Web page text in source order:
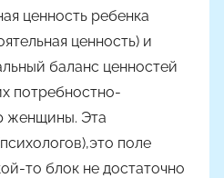
ценность ребенка
ценность) и
баланс ценностей
потребностно-
женщины. Эта
поле
то блок не достаточно